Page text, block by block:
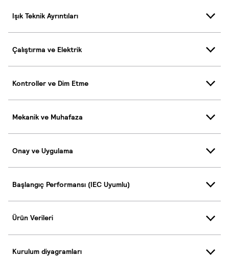
Işık Teknik Ayrıntıları
Çalıştırma ve Elektrik
Kontroller ve Dim Etme
Mekanik ve Muhafaza
Onay ve Uygulama
Başlangıç Performansı (IEC Uyumlu)
Ürün Verileri
Kurulum diyagramları